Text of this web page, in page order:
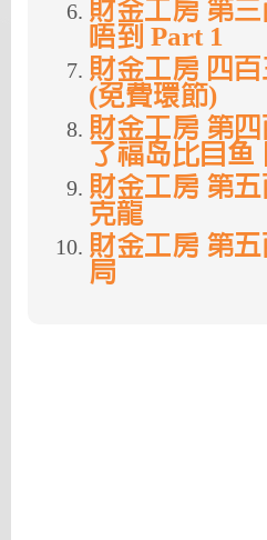
財金工房 第
唔到 Part 1
財金工房 四
(免費環節)
財金工房 第
了福岛比目
財金工房 第
克龍
財金工房 第
局